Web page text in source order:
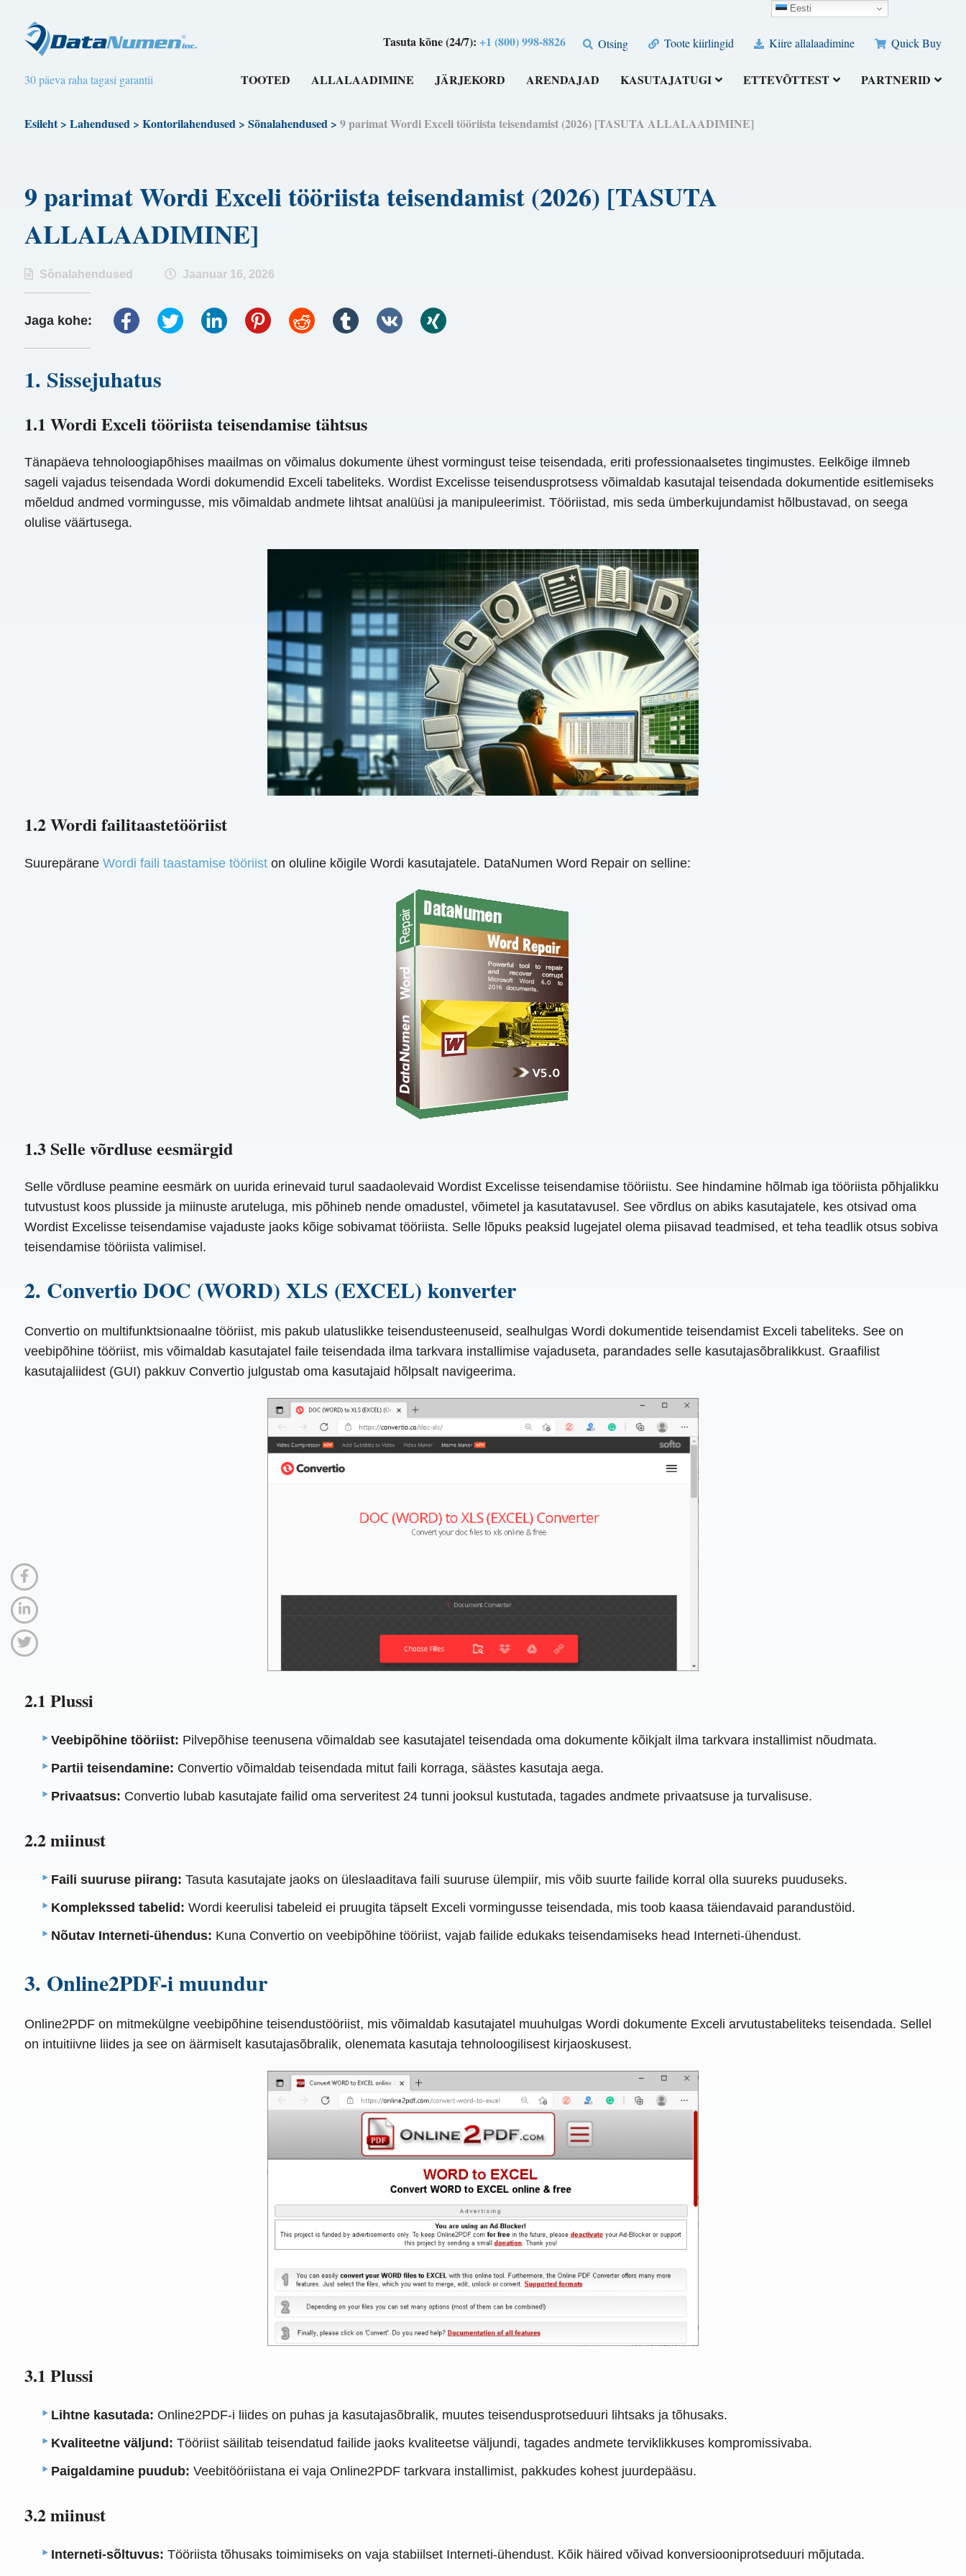
Tasuta kõne (24/7):+1 (800) 998-8826 Otsing Toote kiirlingid Kiire allalaadimine Quick Buy
30 päeva raha tagasi garantii TOOTED ALLALAADIMINE JÄRJEKORD ARENDAJAD KASUTAJATUGI ETTEVÕTTEST PARTNERID
Esileht> Lahendused> Kontorilahendused> Sõnalahendused> 9 parimat Wordi Exceli tööriista teisendamist (2026) [TASUTA ALLALAADIMINE]
9 parimat Wordi Exceli tööriista teisendamist (2026) [TASUTA
ALLALAADIMINE]
Sõnalahendused Jaanuar 16, 2026
Jaga kohe:
1. Sissejuhatus
1.1 Wordi Exceli tööriista teisendamise tähtsus
Tänapäeva tehnoloogiapõhises maailmas on võimalus dokumente ühest vormingust teise teisendada, eriti professionaalsetes tingimustes. Eelkõige ilmneb
sageli vajadus teisendada Wordi dokumendid Exceli tabeliteks. Wordist Excelisse teisendusprotsess võimaldab kasutajal teisendada dokumentide esitlemiseks
mõeldud andmed vormingusse, mis võimaldab andmete lihtsat analüüsi ja manipuleerimist. Tööriistad, mis seda ümberkujundamist hõlbustavad, on seega
olulise väärtusega.
1.2 Wordi failitaastetööriist
Suurepärane Wordi faili taastamise tööriiston oluline kõigile Wordi kasutajatele. DataNumen Word Repair on selline:
1.3 Selle võrdluse eesmärgid
Selle võrdluse peamine eesmärk on uurida erinevaid turul saadaolevaid Wordist Excelisse teisendamise tööriistu. See hindamine hõlmab iga tööriista põhjalikku
tutvustust koos plusside ja miinuste aruteluga, mis põhineb nende omadustel, võimetel ja kasutatavusel. See võrdlus on abiks kasutajatele, kes otsivad oma
Wordist Excelisse teisendamise vajaduste jaoks kõige sobivamat tööriista. Selle lõpuks peaksid lugejatel olema piisavad teadmised, et teha teadlik otsus sobiva
teisendamise tööriista valimisel.
2. Convertio DOC (WORD) XLS (EXCEL) konverter
Convertio on multifunktsionaalne tööriist, mis pakub ulatuslikke teisendusteenuseid, sealhulgas Wordi dokumentide teisendamist Exceli tabeliteks. See on
veebipõhine tööriist, mis võimaldab kasutajatel faile teisendada ilma tarkvara installimise vajaduseta, parandades selle kasutajasõbralikkust. Graafilist
kasutajaliidest (GUI) pakkuv Convertio julgustab oma kasutajaid hõlpsalt navigeerima.
2.1 Plussi
Veebipõhine tööriist: Pilvepõhise teenusena võimaldab see kasutajatel teisendada oma dokumente kõikjalt ilma tarkvara installimist nõudmata.
Partii teisendamine: Convertio võimaldab teisendada mitut faili korraga, säästes kasutaja aega.
Privaatsus: Convertio lubab kasutajate failid oma serveritest 24 tunni jooksul kustutada, tagades andmete privaatsuse ja turvalisuse.
2.2 miinust
Faili suuruse piirang: Tasuta kasutajate jaoks on üleslaaditava faili suuruse ülempiir, mis võib suurte failide korral olla suureks puuduseks.
Komplekssed tabelid: Wordi keerulisi tabeleid ei pruugita täpselt Exceli vormingusse teisendada, mis toob kaasa täiendavaid parandustöid.
Nõutav Interneti-ühendus: Kuna Convertio on veebipõhine tööriist, vajab failide edukaks teisendamiseks head Interneti-ühendust.
3. Online2PDF-i muundur
Online2PDF on mitmekülgne veebipõhine teisendustööriist, mis võimaldab kasutajatel muuhulgas Wordi dokumente Exceli arvutustabeliteks teisendada. Sellel
on intuitiivne liides ja see on äärmiselt kasutajasõbralik, olenemata kasutaja tehnoloogilisest kirjaoskusest.
3.1 Plussi
Lihtne kasutada: Online2PDF-i liides on puhas ja kasutajasõbralik, muutes teisendusprotseduuri lihtsaks ja tõhusaks.
Kvaliteetne väljund: Tööriist säilitab teisendatud failide jaoks kvaliteetse väljundi, tagades andmete terviklikkuses kompromissivaba.
Paigaldamine puudub: Veebitööriistana ei vaja Online2PDF tarkvara installimist, pakkudes kohest juurdepääsu.
3.2 miinust
Interneti-sõltuvus: Tööriista tõhusaks toimimiseks on vaja stabiilset Interneti-ühendust. Kõik häired võivad konversiooniprotseduuri mõjutada.
Eesti